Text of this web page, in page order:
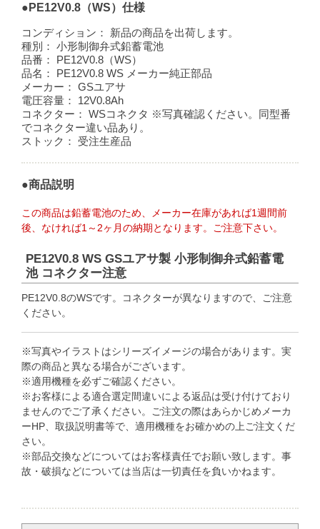
●PE12V0.8（WS）仕様
コンディション：
新品の商品を出荷します。
種別：
小形制御弁式鉛蓄電池
品番：
PE12V0.8（WS）
品名：
PE12V0.8 WS メーカー純正部品
メーカー：
GSユアサ
電圧容量：
12V0.8Ah
コネクター：
WSコネクタ ※写真確認ください。同型番
でコネクター違い品あり。
ストック：
受注生産品
●商品説明
この商品は鉛蓄電池のため、メーカー在庫があれば1週間前
後、なければ1～2ヶ月の納期となります。ご注意下さい。
PE12V0.8 WS GSユアサ製 小形制御弁式鉛蓄電
池 コネクター注意
PE12V0.8のWSです。コネクターが異なりますので、ご注意
ください。
※写真やイラストはシリーズイメージの場合があります。実
際の商品と異なる場合がございます。
※適用機種を必ずご確認ください。
※お客様による適合選定間違いによる返品は受け付けており
ませんのでご了承ください。ご注文の際はあらかじめメーカ
ーHP、取扱説明書等で、適用機種をお確かめの上ご注文くだ
さい。
※部品交換などについてはお客様責任でお願い致します。事
故・破損などについては当店は一切責任を負いかねます。